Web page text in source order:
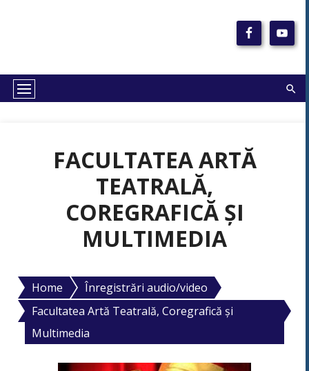
TRADIȚIE. CREATIVITATE.
FACULTATEA ARTĂ
TEATRALĂ,
COREGRAFICĂ ȘI
MULTIMEDIA
Home
Înregistrări audio/video
Facultatea Artă Teatrală, Coregrafică și
Multimedia